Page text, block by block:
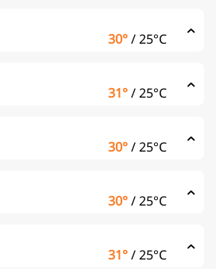
30°/25°C
31°/25°C
30°/25°C
30°/25°C
31°/25°C